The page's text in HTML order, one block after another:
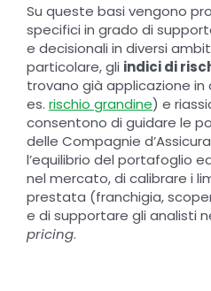
Su queste basi vengono
specifici in grado di
e decisionali in diversi
particolare, gli indici di
trovano già applicazione
es. rischio grandine) e
consentono di guidare le
delle Compagnie
l’equilibrio del portafoglio
nel mercato, di calibrare i
prestata (franchigia,
e di supportare gli analisti
pricing.